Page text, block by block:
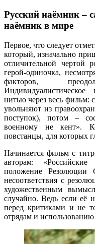
Русский наёмник –
наёмник в мире
Первое, что следует
который, изначально
отличительной чертой
герой-одиночка,
факторов,
Индивидуалистическое
нитью через весь фильм:
увольняют из
поступок), потом –
военному не кент».
повстанцы, для которых
Начинается фильм с
авторам:
положение
несоответствия с
художественным
случайно. Ведь если её
перед критиками и не
отрядам и